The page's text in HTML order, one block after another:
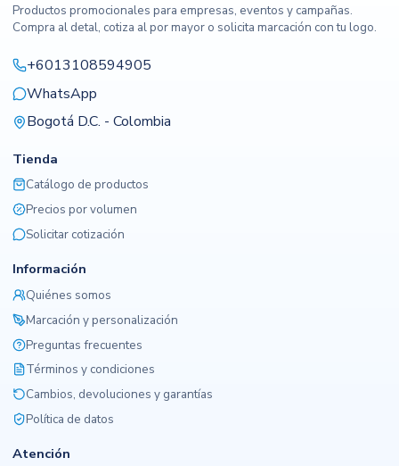
Productos promocionales para empresas, eventos y campañas.
Compra al detal, cotiza al por mayor o solicita marcación con tu logo.
+6013108594905
WhatsApp
Bogotá D.C. - Colombia
Tienda
Catálogo de productos
Precios por volumen
Solicitar cotización
Información
Quiénes somos
Marcación y personalización
Preguntas frecuentes
Términos y condiciones
Cambios, devoluciones y garantías
Política de datos
Atención